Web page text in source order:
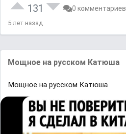
131 0 комментариев
5 лет назад
Мощное на русском Катюша
Мощное на русском Катюша